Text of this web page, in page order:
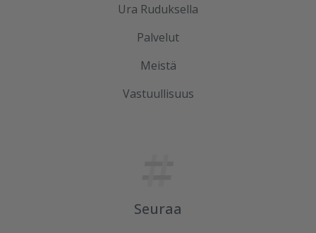
Ura Ruduksella
Palvelut
Meistä
Vastuullisuus
Seuraa